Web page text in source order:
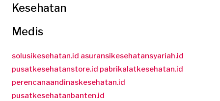
Kesehatan
Medis
solusikesehatan.id asuransikesehatansyariah.id
pusatkesehatanstore.id pabrikalatkesehatan.id
perencanaandinaskesehatan.id
pusatkesehatanbanten.id